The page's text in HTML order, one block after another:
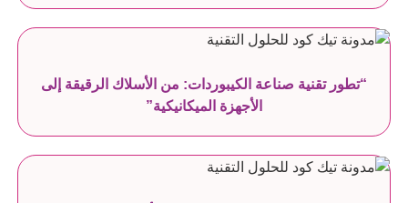
“تطور تقنية صناعة الكيبوردات: من الأسلاك الرقيقة إلى
الأجهزة الميكانيكية”